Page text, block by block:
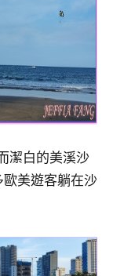
潔白的美溪沙
美遊客躺在沙